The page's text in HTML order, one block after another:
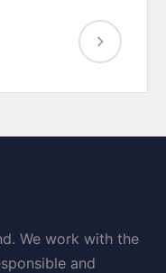
We work with the
and